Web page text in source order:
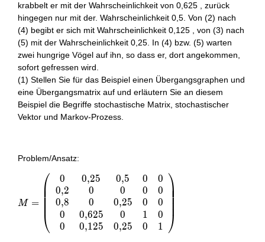
krabbelt er mit der Wahrscheinlichkeit von 0,625 , zurück
hingegen nur mit der. Wahrscheinlichkeit 0,5. Von (2) nach
(4) begibt er sich mit Wahrscheinlichkeit 0,125 , von (3) nach
(5) mit der Wahrscheinlichkeit 0,25. In (4) bzw. (5) warten
zwei hungrige Vögel auf ihn, so dass er, dort angekommen,
sofort gefressen wird.
(1) Stellen Sie für das Beispiel einen Übergangsgraphen und
eine Übergangsmatrix auf und erläutern Sie an diesem
Beispiel die Begriffe stochastische Matrix, stochastischer
Vektor und Markov-Prozess.
Problem/Ansatz:
M=\left(\begin{array}
{ccccc}0 & 0,25 & 0,5
& 0 & 0 \\ 0,2 & 0 & 0
& 0 & 0 \\ 0,8 & 0 &
0,25 & 0 & 0 \\ 0 &
M =
⎝
⎜⎜⎜
⎜⎜⎛
0
0,2
0,8
0
0
0,25
0
0
0,625
0,125
0,5
0
0,25
0
0,25
0
0
0
1
0
0
0
0
0
1 ⎠⎟⎟⎟⎟⎟
⎞